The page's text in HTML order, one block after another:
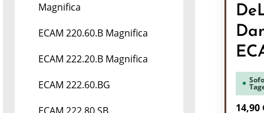
Magnifica
ECAM 220.60.B Magnifica
ECAM 222.20.B Magnifica
ECAM 222.60.BG
14,90